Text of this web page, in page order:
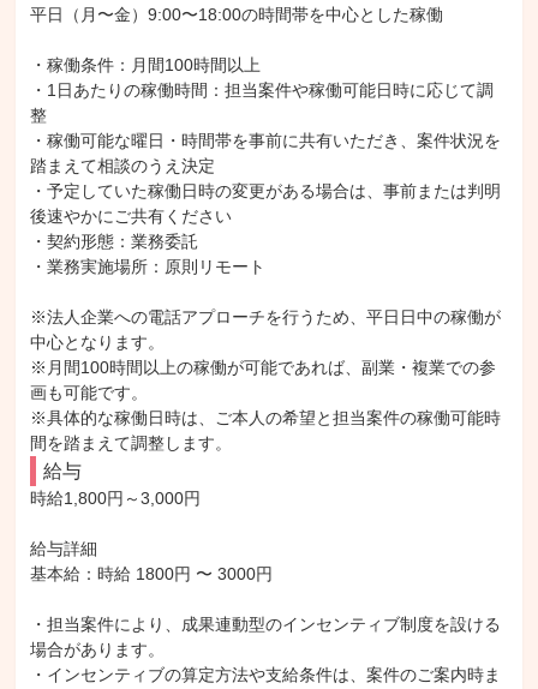
平日（月〜金）9:00〜18:00の時間帯を中心とした稼働
・稼働条件：月間100時間以上
・1日あたりの稼働時間：担当案件や稼働可能日時に応じて調
整
・稼働可能な曜日・時間帯を事前に共有いただき、案件状況を
踏まえて相談のうえ決定
・予定していた稼働日時の変更がある場合は、事前または判明
後速やかにご共有ください
・契約形態：業務委託
・業務実施場所：原則リモート
※法人企業への電話アプローチを行うため、平日日中の稼働が
中心となります。
※月間100時間以上の稼働が可能であれば、副業・複業での参
画も可能です。
※具体的な稼働日時は、ご本人の希望と担当案件の稼働可能時
間を踏まえて調整します。
給与
時給1,800円～3,000円
給与詳細
基本給：時給 1800円 〜 3000円
・担当案件により、成果連動型のインセンティブ制度を設ける
場合があります。
・インセンティブの算定方法や支給条件は、案件のご案内時ま